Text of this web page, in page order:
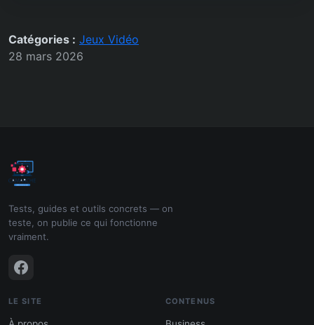
Catégories : Jeux Vidéo
28 mars 2026
Tests, guides et outils concrets — on
teste, on publie ce qui fonctionne
vraiment.
LE SITE CONTENUS